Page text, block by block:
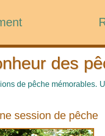
des
de pêche mémorables.
session de pêche